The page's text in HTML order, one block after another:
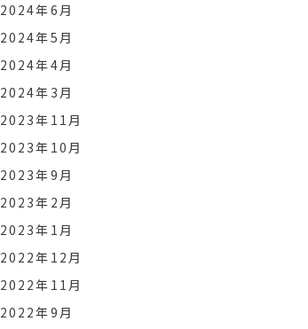
2024年6月
2024年5月
2024年4月
2024年3月
2023年11月
2023年10月
2023年9月
2023年2月
2023年1月
2022年12月
2022年11月
2022年9月